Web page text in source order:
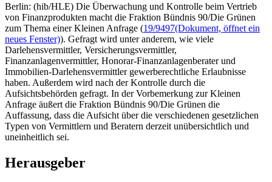
Berlin: (hib/HLE) Die Überwachung und Kontrolle beim Vertrieb
von Finanzprodukten macht die Fraktion Bündnis 90/Die Grünen
zum Thema einer Kleinen Anfrage (19/9497(Dokument, öffnet ein
neues Fenster)). Gefragt wird unter anderem, wie viele
Darlehensvermittler, Versicherungsvermittler,
Finanzanlagenvermittler, Honorar-Finanzanlagenberater und
Immobilien-Darlehensvermittler gewerberechtliche Erlaubnisse
haben. Außerdem wird nach der Kontrolle durch die
Aufsichtsbehörden gefragt. In der Vorbemerkung zur Kleinen
Anfrage äußert die Fraktion Bündnis 90/Die Grünen die
Auffassung, dass die Aufsicht über die verschiedenen gesetzlichen
Typen von Vermittlern und Beratern derzeit unübersichtlich und
uneinheitlich sei.
Herausgeber